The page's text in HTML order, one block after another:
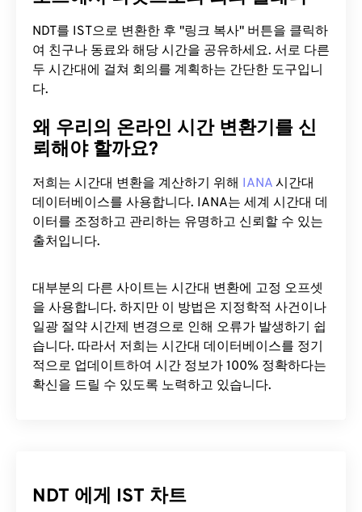
NDT를 IST으로 변환한 후 "링크 복사" 버튼을 클릭하
여 친구나 동료와 해당 시간을 공유하세요. 서로 다른
두 시간대에 걸쳐 회의를 계획하는 간단한 도구입니
다.
왜 우리의 온라인 시간 변환기를 신
뢰해야 할까요?
저희는 시간대 변환을 계산하기 위해 IANA 시간대
데이터베이스를 사용합니다. IANA는 세계 시간대 데
이터를 조정하고 관리하는 유명하고 신뢰할 수 있는
출처입니다.
대부분의 다른 사이트는 시간대 변환에 ​​고정 오프셋
을 사용합니다. 하지만 이 방법은 지정학적 사건이나
일광 절약 시간제 변경으로 인해 오류가 발생하기 쉽
습니다. 따라서 저희는 시간대 데이터베이스를 정기
적으로 업데이트하여 시간 정보가 100% 정확하다는
확신을 드릴 수 있도록 노력하고 있습니다.
NDT 에게 IST 차트